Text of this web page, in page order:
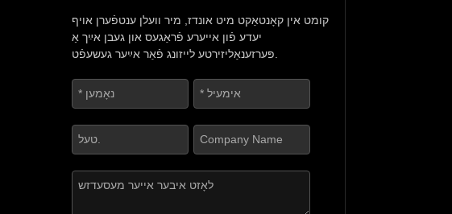
קומט אין קאָנטאַקט מיט אונדז, מיר וועלן ענטפֿערן אויף
יעדע פֿון אייערע פֿראַגעס און געבן אײַך אַ